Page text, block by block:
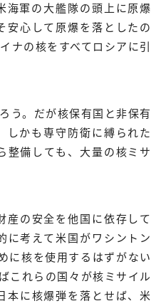
海軍の大艦隊の頭上に原爆
安心して原爆を落としたの
ナの核をすべてロシアに引
う。だが核保有国と非保有
しかも専守防衛に縛られた
整備しても、大量の核ミサ
産の安全を他国に依存して
に考えて米国がワシントン
に核を使用するはずがない
これらの国々が核ミサイル
本に核爆弾を落とせば、米